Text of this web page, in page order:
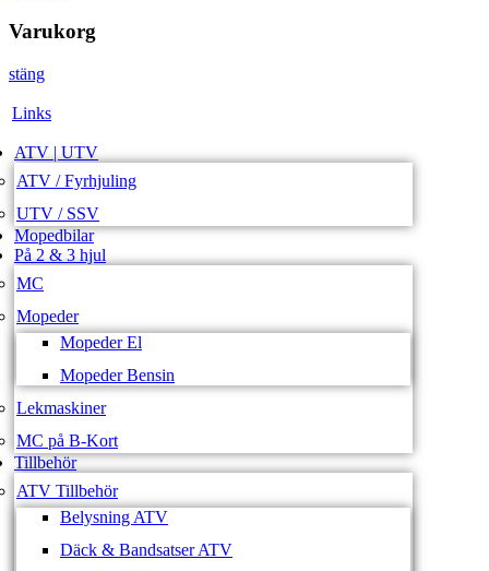
Varukorg
stäng
Links
ATV | UTV
ATV / Fyrhjuling
UTV / SSV
Mopedbilar
På 2 & 3 hjul
MC
Mopeder
Mopeder El
Mopeder Bensin
Lekmaskiner
MC på B-Kort
Tillbehör
ATV Tillbehör
Belysning ATV
Däck & Bandsatser ATV